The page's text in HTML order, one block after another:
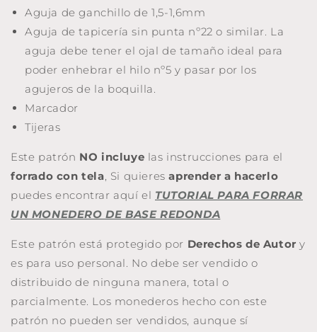
Aguja de ganchillo de 1,5-1,6mm
Aguja de tapicería sin punta nº22 o similar. La
aguja debe tener el ojal de tamaño ideal para
poder enhebrar el hilo nº5 y pasar por los
agujeros de la boquilla.
Marcador
Tijeras
Este patrón NO incluye las instrucciones para el
forrado con tela, Si quieresaprender a hacerlo
puedes encontrar aquí el TUTORIAL PARA FORRAR
UN MONEDERO DE BASE REDONDA
Este patrón está protegido por Derechos de Autor y
es para uso personal. No debe ser vendido o
distribuido de ninguna manera, total o
parcialmente. Los monederos hecho con este
patrón no pueden ser vendidos, aunque sí